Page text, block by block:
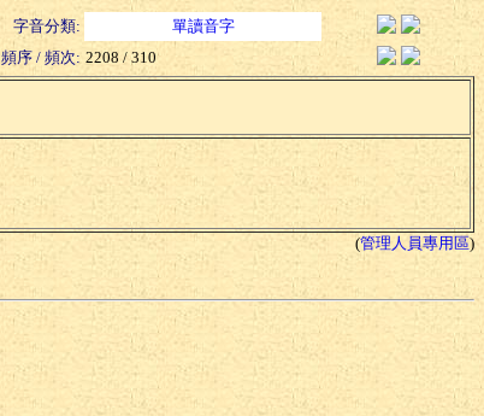
字音分類:
單讀音字
頻序 / 頻次: 2208 / 310
(管理人員專用區)